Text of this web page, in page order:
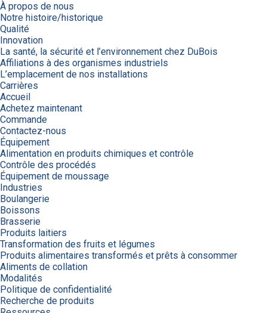
À propos de nous
Notre histoire/historique
Qualité
Innovation
La santé, la sécurité et l’environnement chez DuBois
Affiliations à des organismes industriels
L’emplacement de nos installations
Carrières
Accueil
Achetez maintenant
Commande
Contactez-nous
Équipement
Alimentation en produits chimiques et contrôle
Contrôle des procédés
Équipement de moussage
Industries
Boulangerie
Boissons
Brasserie
Produits laitiers
Transformation des fruits et légumes
Produits alimentaires transformés et prêts à consommer
Aliments de collation
Modalités
Politique de confidentialité
Recherche de produits